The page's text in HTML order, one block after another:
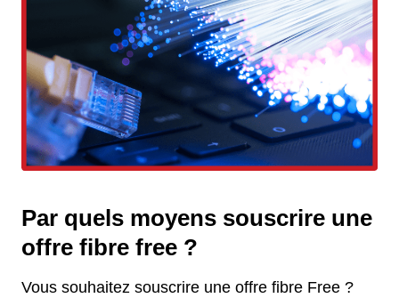
Par quels moyens souscrire une
offre fibre free ?
Vous souhaitez souscrire une offre fibre Free ?